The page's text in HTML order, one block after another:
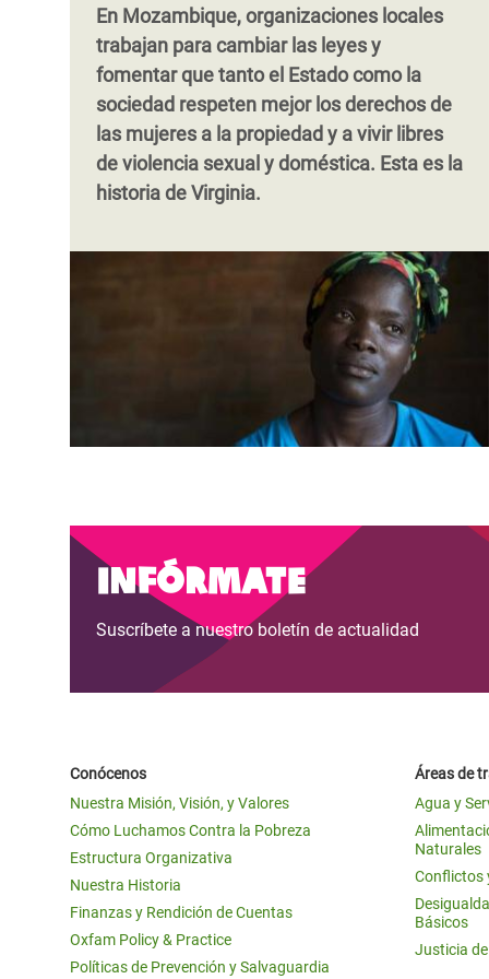
En Mozambique, organizaciones locales
trabajan para cambiar las leyes y
fomentar que tanto el Estado como la
sociedad respeten mejor los derechos de
las mujeres a la propiedad y a vivir libres
de violencia sexual y doméstica. Esta es la
historia de Virginia.
Infórmate
Suscríbete a nuestro boletín de actualidad
Conócenos
Nuestra Misión, Visión, y Valores
Cómo Luchamos Contra la Pobreza
Estructura Organizativa
Nuestra Historia
Finanzas y Rendición de Cuentas
Oxfam Policy & Practice
Políticas de Prevención y Salvaguardia
Áreas de
Agua y
Naturales
Conflictos
Básicos
Justicia de